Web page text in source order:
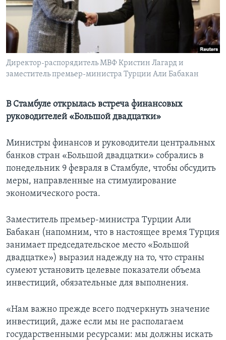
Learning English
СОЦИАЛЬНЫЕ СЕТИ
Директор-распорядитель МВФ Кристин Лагард и
заместитель премьер-министра Турции Али Бабакан
В Стамбуле открылась встреча финансовых
руководителей «Большой двадцатки»
Министры финансов и руководители центральных
банков стран «Большой двадцатки» собрались в
понедельник 9 февраля в Стамбуле, чтобы обсудить
меры, направленные на стимулирование
экономического роста.
Заместитель премьер-министра Турции Али
Бабакан (напомним, что в настоящее время Турция
занимает председательское место «Большой
двадцатке») выразил надежду на то, что страны
сумеют установить целевые показатели объема
инвестиций, обязательные для выполнения.
«Нам важно прежде всего подчеркнуть значение
инвестиций, даже если мы не располагаем
государственными ресурсами: мы должны искать